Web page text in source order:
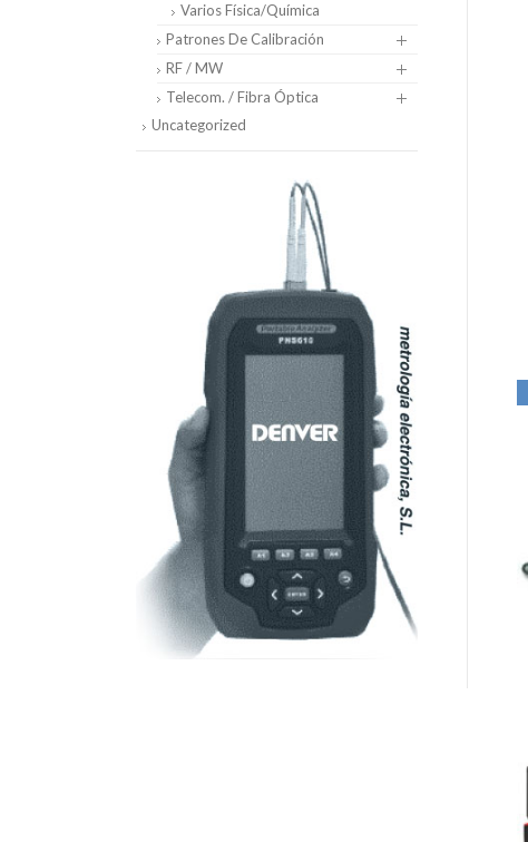
Varios Física/Química
Patrones De Calibración
RF / MW
Telecom. / Fibra Óptica
Uncategorized